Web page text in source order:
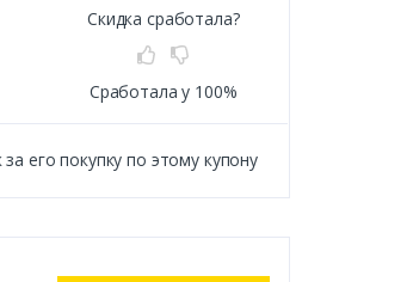
Скидка сработала?
Сработала у 100%
его покупку по этому купону